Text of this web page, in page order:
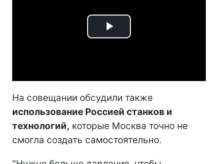
Play
На совещании обсудили также
использование Россией станков и
технологий, которые Москва точно не
смогла создать самостоятельно.